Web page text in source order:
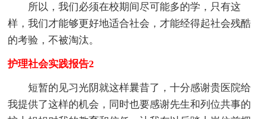
所以，我们必须在校期间尽可能多的学，只有这
样，我们才能够更好地适合社会，才能经得起社会残酷
的考验，不被淘汰。
护理社会实践报告2
短暂的见习光阴就这样曩昔了，十分感谢贵医院给
我提供了这样的机会，同时也要感谢先生和列位共事的